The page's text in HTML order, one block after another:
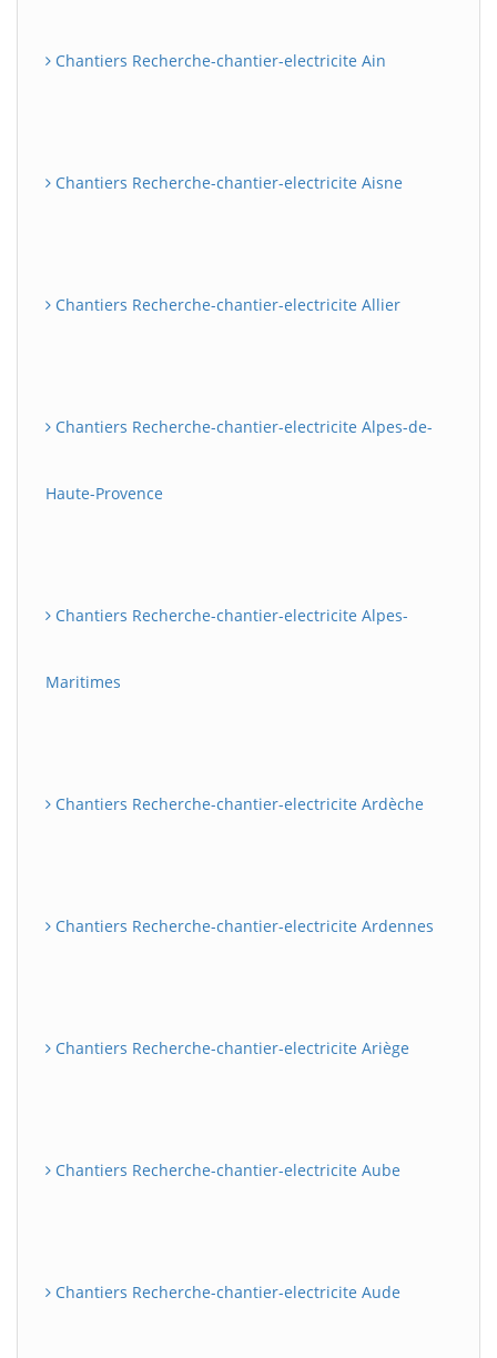
Chantiers Recherche-chantier-electricite Ain
Chantiers Recherche-chantier-electricite Aisne
Chantiers Recherche-chantier-electricite Allier
Chantiers Recherche-chantier-electricite Alpes-de-
Haute-Provence
Chantiers Recherche-chantier-electricite Alpes-
Maritimes
Chantiers Recherche-chantier-electricite Ardèche
Chantiers Recherche-chantier-electricite Ardennes
Chantiers Recherche-chantier-electricite Ariège
Chantiers Recherche-chantier-electricite Aube
Chantiers Recherche-chantier-electricite Aude